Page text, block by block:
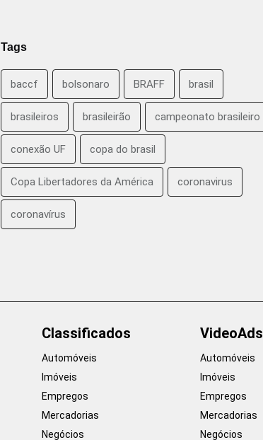
Tags
baccf bolsonaro BRAFF brasil
brasileiros brasileirão campeonato brasileiro
conexão UF copa do brasil
Copa Libertadores da América coronavirus
coronavírus
Classificados
Automóveis
Imóveis
Empregos
Mercadorias
Negócios
VideoAds
Automóveis
Imóveis
Empregos
Mercadorias
Negócios